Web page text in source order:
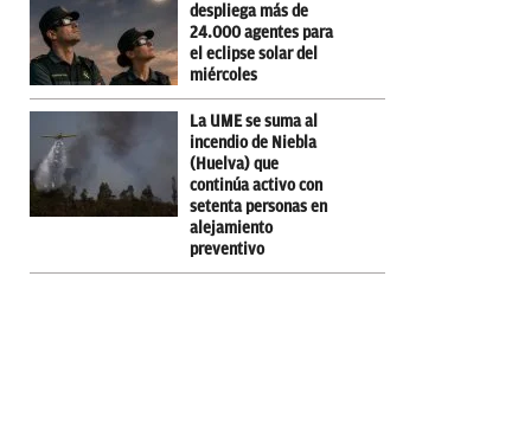
despliega más de
24.000 agentes para
el eclipse solar del
miércoles
La UME se suma al
incendio de Niebla
(Huelva) que
continúa activo con
setenta personas en
alejamiento
preventivo